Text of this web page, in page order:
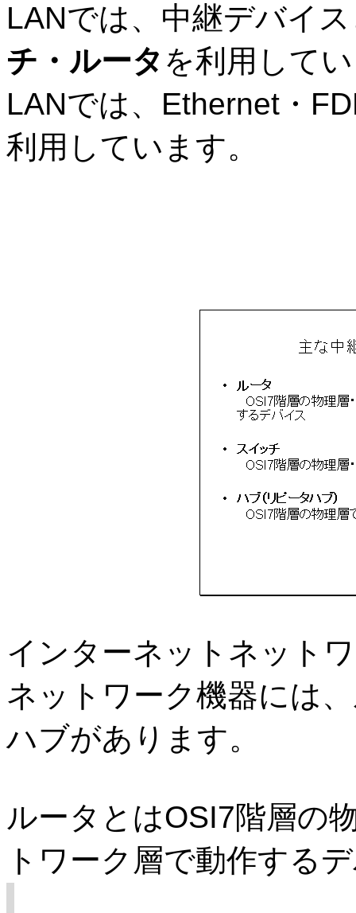
LANでは、中継デバイ
チ・ルータ を利用して
LANでは、 Ethernet ・
利用しています。
インターネットネット
ネットワーク機器には
ハブがあります。
ルータとはOSI7階層の
トワーク層で動作する